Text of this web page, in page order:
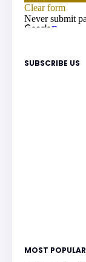
SUBSCRIBE US
MOST POPULAR